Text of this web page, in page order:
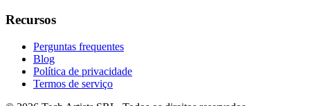
Recursos
Perguntas frequentes
Blog
Política de privacidade
Termos de serviço